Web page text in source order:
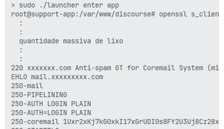
> sudo ./launcher enter app
root@support-app:/var/www/discourse# openssl
  :
  :
  quantidade massiva de lixo
  :
  :
220 xxxxxxx.com Anti-spam GT for Coremail System
EHLO mail.xxxxxxxxx.com
250-mail
250-PIPELINING
250-AUTH LOGIN PLAIN
250-AUTH=LOGIN PLAIN
250-coremail